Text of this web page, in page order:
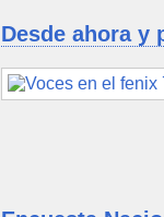
Desde ahora y